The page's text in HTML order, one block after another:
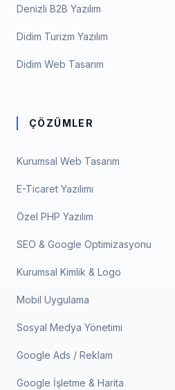
Denizli B2B Yazılım
Didim Turizm Yazılım
Didim Web Tasarım
ÇÖZÜMLER
Kurumsal Web Tasarım
E-Ticaret Yazılımı
Özel PHP Yazılım
SEO & Google Optimizasyonu
Kurumsal Kimlik & Logo
Mobil Uygulama
Sosyal Medya Yönetimi
Google Ads / Reklam
Google İşletme & Harita